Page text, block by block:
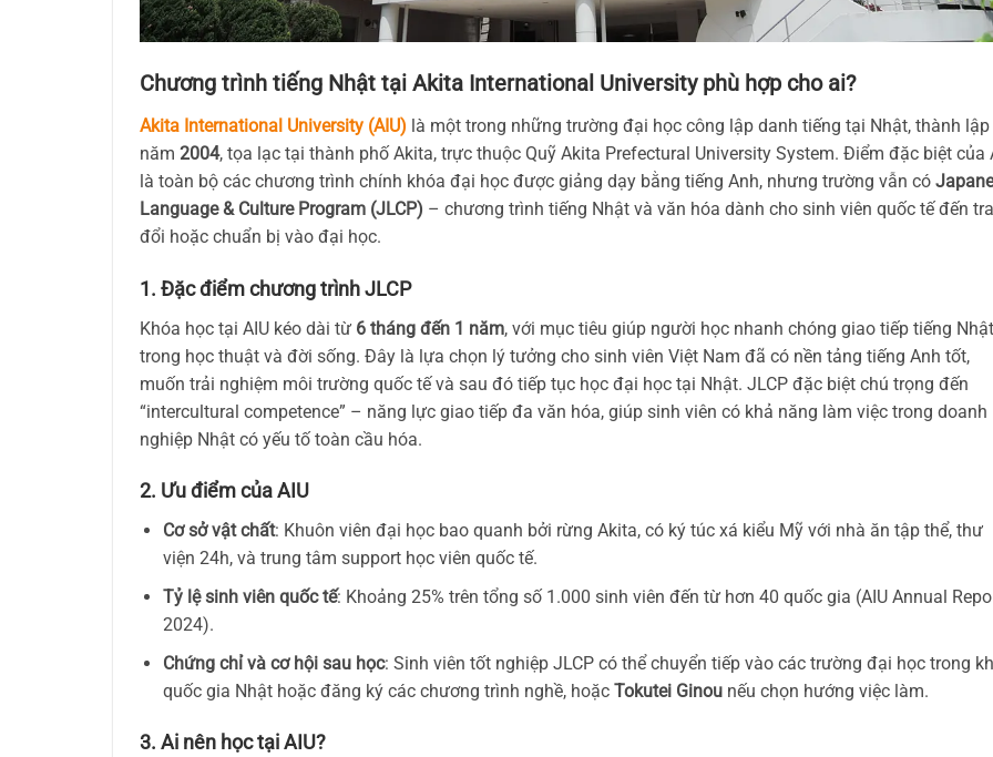
Chương trình tiếng Nhật tại Akita International University phù hợp cho ai?
Akita International University (AIU) là một trong những trường đại học công lập danh tiếng tại Nhật, thành lập
năm 2004, tọa lạc tại thành phố Akita, trực thuộc Quỹ Akita Prefectural University System. Điểm đặc biệt của
là toàn bộ các chương trình chính khóa đại học được giảng dạy bằng tiếng Anh, nhưng trường vẫn có
Language & Culture Program (JLCP) – chương trình tiếng Nhật và văn hóa dành cho sinh viên quốc tế đến
đổi hoặc chuẩn bị vào đại học.
1. Đặc điểm chương trình JLCP
Khóa học tại AIU kéo dài từ 6 tháng đến 1 năm, với mục tiêu giúp người học nhanh chóng giao tiếp tiếng Nhật
trong học thuật và đời sống. Đây là lựa chọn lý tưởng cho sinh viên Việt Nam đã có nền tảng tiếng Anh tốt,
muốn trải nghiệm môi trường quốc tế và sau đó tiếp tục học đại học tại Nhật. JLCP đặc biệt chú trọng đến
“intercultural competence” – năng lực giao tiếp đa văn hóa, giúp sinh viên có khả năng làm việc trong doanh
nghiệp Nhật có yếu tố toàn cầu hóa.
2. Ưu điểm của AIU
Cơ sở vật chất: Khuôn viên đại học bao quanh bởi rừng Akita, có ký túc xá kiểu Mỹ với nhà ăn tập thể, thư
viện 24h, và trung tâm support học viên quốc tế.
Tỷ lệ sinh viên quốc tế: Khoảng 25% trên tổng số 1.000 sinh viên đến từ hơn 40 quốc gia (AIU Annual
2024).
Chứng chỉ và cơ hội sau học: Sinh viên tốt nghiệp JLCP có thể chuyển tiếp vào các trường đại học trong
quốc gia Nhật hoặc đăng ký các chương trình nghề, hoặc Tokutei Ginounếu chọn hướng việc làm.
3. Ai nên học tại AIU?